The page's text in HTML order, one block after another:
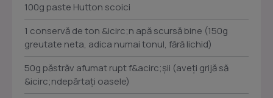
100g paste Hutton scoici
1 conservă de ton &icirc;n apă scursă bine (150g
greutate neta, adica numai tonul, fără lichid)
50g păstrăv afumat rupt f&acirc;șii (aveți grijă să
&icirc;ndepărtați oasele)